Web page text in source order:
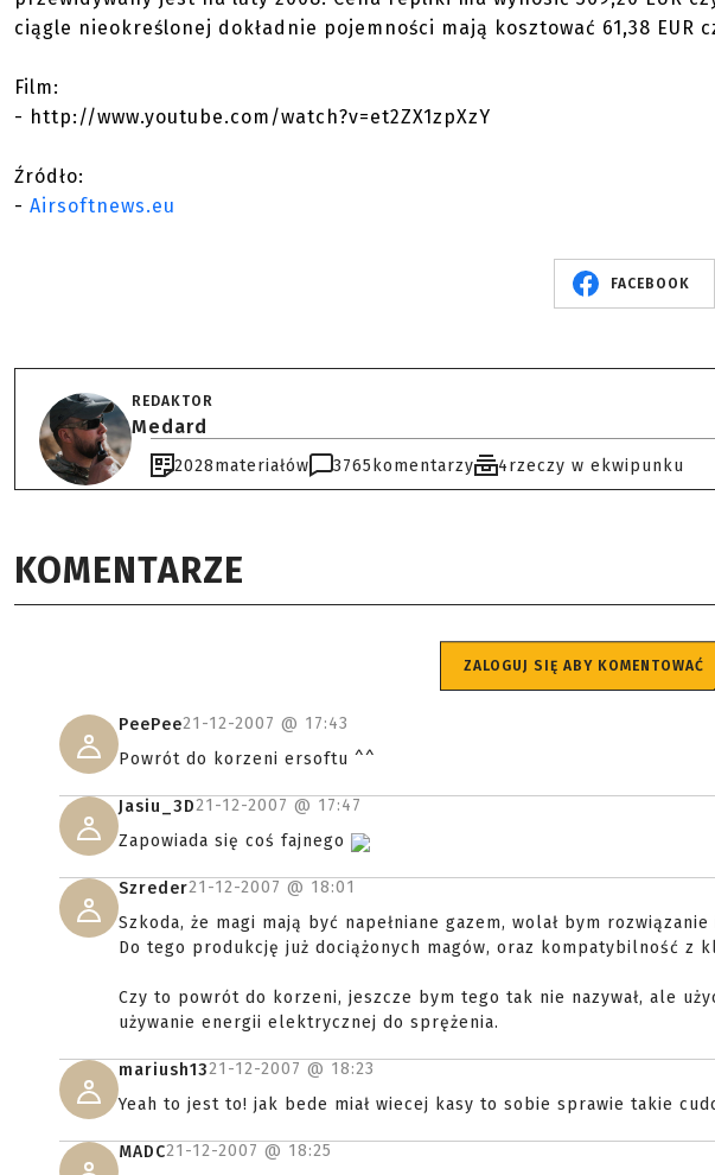
ciągle nieokreślonej dokładnie pojemności mają kosztować 61,38 EUR
Film:
- http://www.youtube.com/watch?v=et2ZX1zpXzY
Źródło:
- Airsoftnews.eu
FACEBOOK
REDAKTOR
Medard
2028materiałów 3765 komentarzy 4rzeczy w ekwipunku
KOMENTARZE
ZALOGUJ SIĘ ABY KOMENTOWAĆ
PeePee21-12-2007 @ 17:43
Powrót do korzeni ersoftu ^^
Jasiu_3D21-12-2007 @ 17:47
Zapowiada się coś fajnego
Szreder21-12-2007 @ 18:01
Szkoda, że magi mają być napełniane gazem, wolał bym
Do tego produkcję już dociążonych magów, oraz kompatybilność z
Czy to powrót do korzeni, jeszcze bym tego tak nie nazywał, ale
używanie energii elektrycznej do sprężenia.
mariush1321-12-2007 @ 18:23
Yeah to jest to! jak bede miał wiecej kasy to sobie sprawie takie
MADC21-12-2007 @ 18:25